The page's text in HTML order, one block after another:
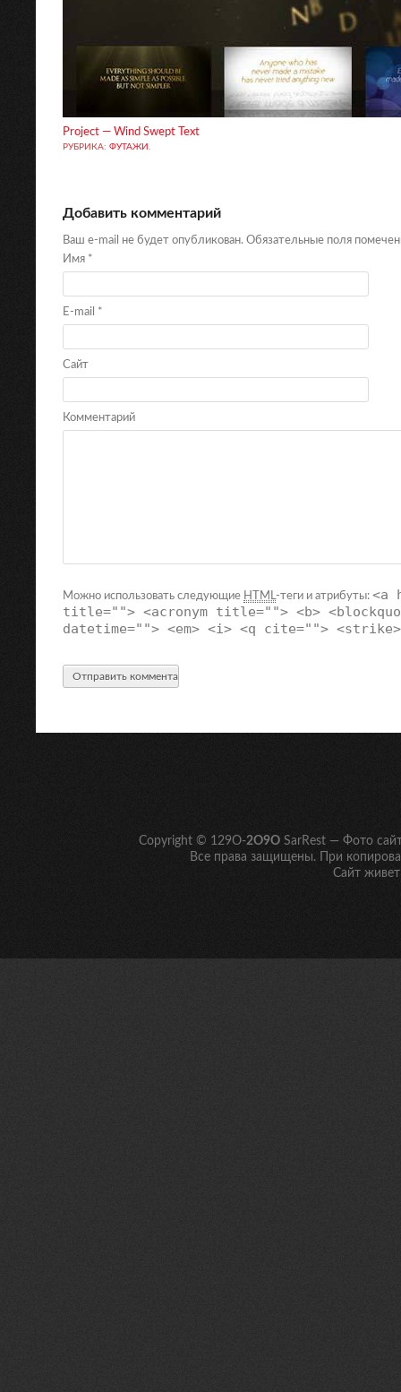
Project — Wind Swept Text
РУБРИКА: ФУТАЖИ
Добавить комментарий
Ваш e-mail не будет опубликован. Обязательные поля
Имя *
E-mail *
Сайт
Комментарий
Можно использовать следующие HTML -теги и атрибуты: <a
title=""> <acronym title=""> <b>
datetime=""> <em> <i> <q cite="">
Copyright © 129O-2O9O SarRest — Фото
Все права защищены. При
Сайт живет